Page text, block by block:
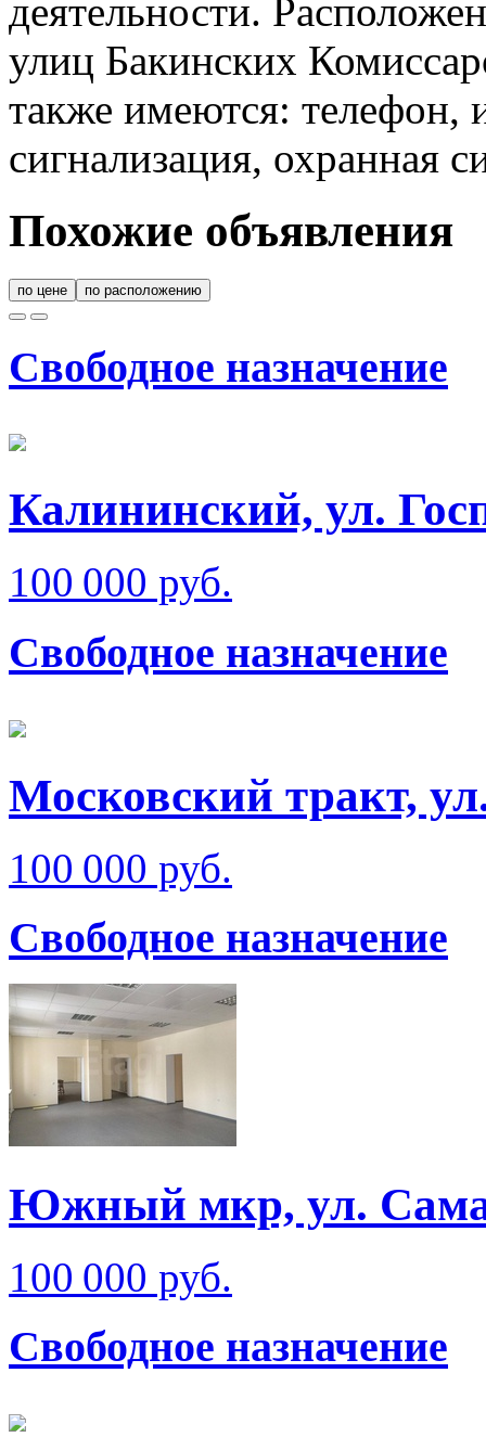
деятельности.
улиц Бакинских
также имеются: телефон,
сигнализация, охранная
Похожие объявления
по цене по расположению
Свободное назначение
Калининский, ул.
100 000 руб.
Свободное назначение
Московский тракт,
100 000 руб.
Свободное назначение
Южный мкр, ул.
100 000 руб.
Свободное назначение